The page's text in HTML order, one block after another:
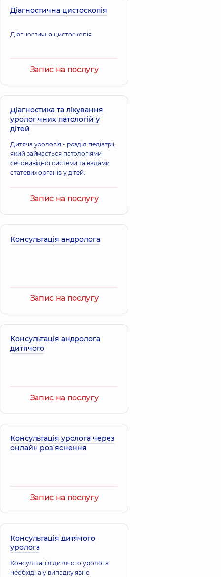
Терапевт,50 років
Діагностична цистоскопія
Діагностична цистоскопія
Запис на послугу
Діагностика та лікування
урологічних патологій у
дітей
Дитяча урологія - розділ педіатрії,
який займається патологіями
сечовивідної системи та вадами
статевих органів у дітей.
Запис на послугу
Консультація андролога
Запис на послугу
Консультація андролога
дитячого
Запис на послугу
Консультація уролога через
онлайн роз'яснення
Запис на послугу
Консультація дитячого
уролога
Консультація дитячого уролога
необхідна у випадку явно